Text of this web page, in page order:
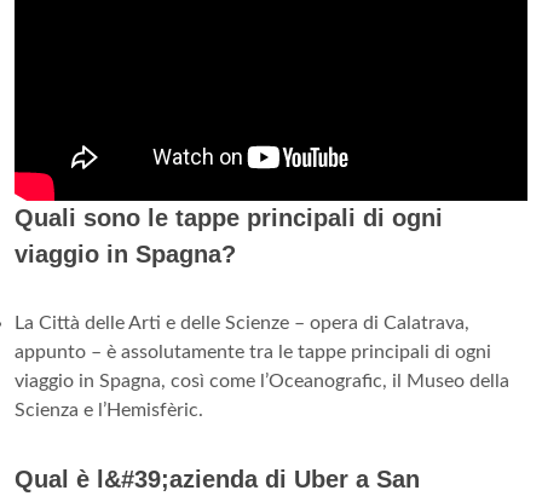
Quali sono le tappe principali di ogni
viaggio in Spagna?
La Città delle Arti e delle Scienze – opera di Calatrava,
appunto – è assolutamente tra le tappe principali di ogni
viaggio in Spagna, così come l’Oceanografic, il Museo della
Scienza e l’Hemisfèric.
Qual è l&#39;azienda di Uber a San